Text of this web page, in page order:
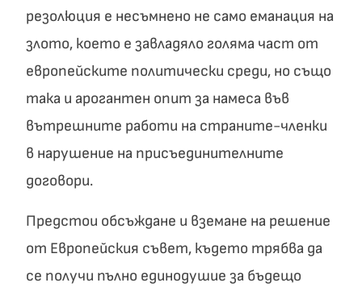
резолюция е несъмнено не само еманация на
злото, което е завладяло голяма част от
европейските политически среди, но също
така и арогантен опит за намеса във
вътрешните работи на страните-членки
в нарушение на присъединителните
договори.
Предстои обсъждане и вземане на решение
от Европейския съвет, където трябва да
се получи пълно единодушие за бъдещо